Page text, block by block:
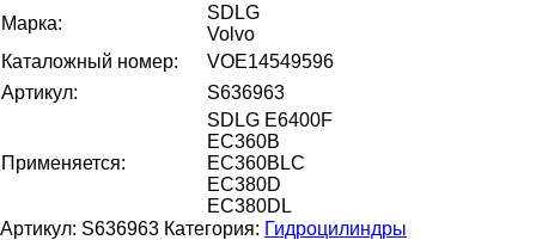
Марка:
SDLG
Volvo
Каталожный номер:
VOE14549596
Артикул:
S636963
Применяется:
SDLG E6400F
EC360B
EC360BLC
EC380D
EC380DL
Артикул: S636963 Категория: Гидроцилиндры